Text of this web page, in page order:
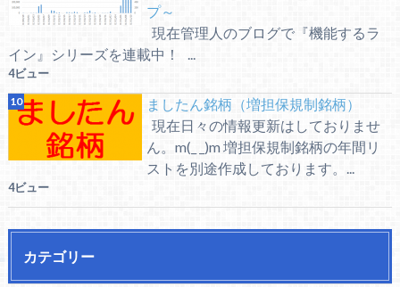
プ～
現在管理人のブログで『機能するラ
イン』シリーズを連載中！ ...
4ビュー
ましたん銘柄（増担保規制銘柄）
現在日々の情報更新はしておりませ
ん。m(_ _)m 増担保規制銘柄の年間リ
ストを別途作成しております。...
4ビュー
カテゴリー